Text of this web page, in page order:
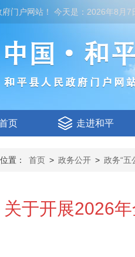
府门户网站 ！ 今天是： 2026年8月7
页 走进和平
置： 首页 > 政务公开 > 政务“五
关于开展2026